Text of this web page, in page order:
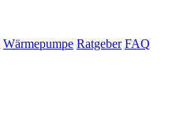
Wärmepumpe Ratgeber FAQ